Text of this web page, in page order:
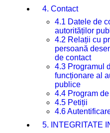
4. Contact
4.1 Datele de
autorităților
4.2 Relații cu
persoană
de contact
4.3 Programul
funcționare al
publice
4.4 Program
4.5 Petiții
4.6
5. INTEGRITATE